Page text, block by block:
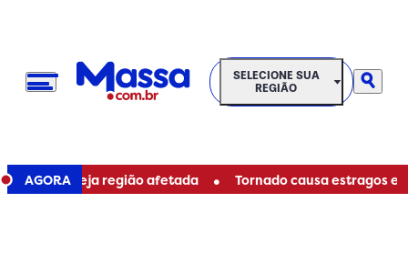
SELECIONE SUA REGIÃO
SELECIONE SUA
REGIÃO
AGORA
veja região afetada • Tornado causa estragos e deixa